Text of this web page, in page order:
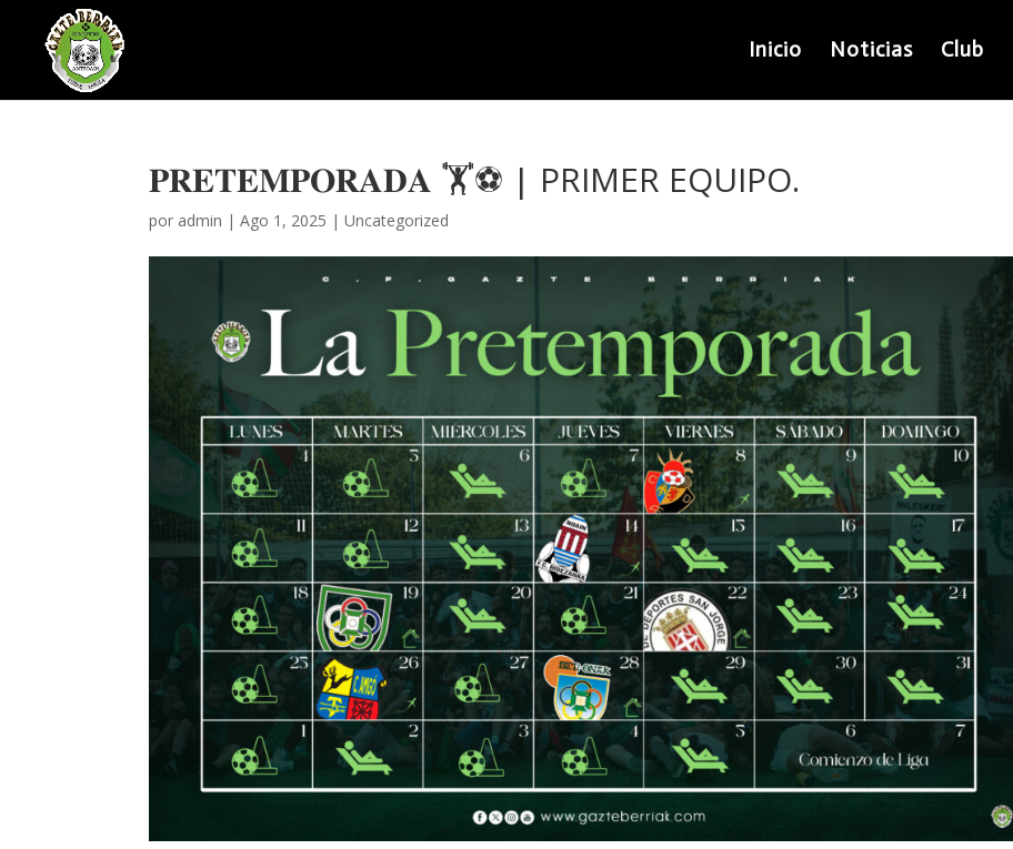
Inicio Noticias Club
𝐏𝐑𝐄𝐓𝐄𝐌𝐏𝐎𝐑𝐀𝐃𝐀 🏋️⚽️ | PRIMER EQUIPO.
por admin |Ago 1, 2025 |Uncategorized